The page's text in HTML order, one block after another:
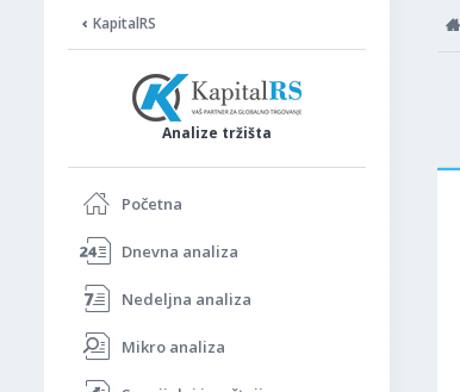
KapitalRS
Analize tržišta
Početna
Dnevna analiza
Nedeljna analiza
Mikro analiza